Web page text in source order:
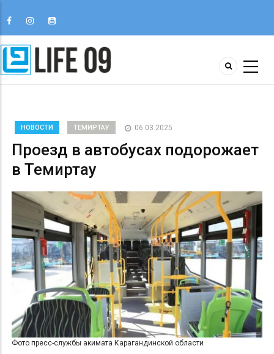
НОВОСТИ ТЕМИРТАУ 06 03 2025
Проезд в автобусах подорожает
в Темиртау
Фото пресс-службы акимата Карагандинской области